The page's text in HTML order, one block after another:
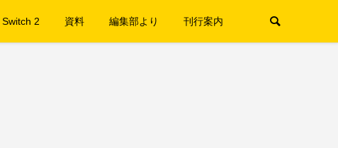
Switch 2 資料 編集部より 刊行案内